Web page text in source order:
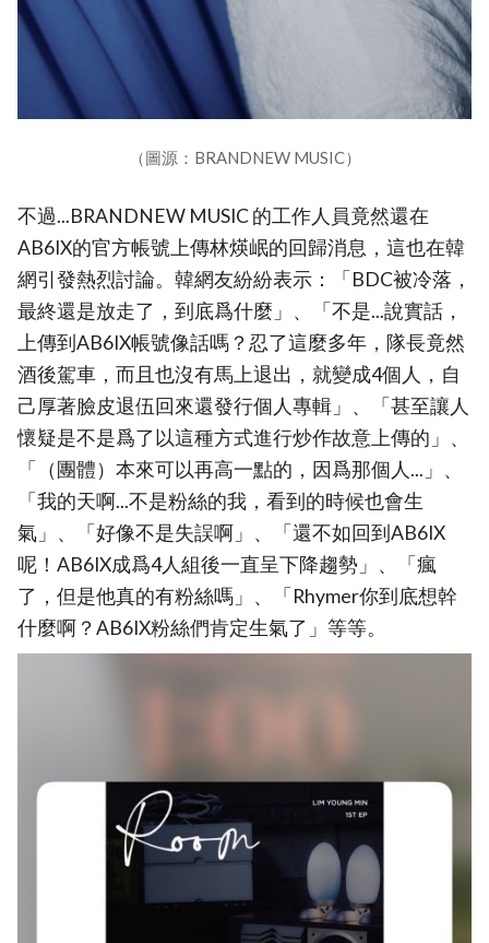
（圖源：BRANDNEW MUSIC）
不過...BRANDNEW MUSIC 的工作人員竟然還在
AB6IX的官方帳號上傳林煐岷的回歸消息，這也在韓
網引發熱烈討論。韓網友紛紛表示：「BDC被冷落，
最終還是放走了，到底爲什麼」、「不是...說實話，
上傳到AB6IX帳號像話嗎？忍了這麼多年，隊長竟然
酒後駕車，而且也沒有馬上退出，就變成4個人，自
己厚著臉皮退伍回來還發行個人專輯」、「甚至讓人
懷疑是不是爲了以這種方式進行炒作故意上傳的」、
「（團體）本來可以再高一點的，因爲那個人...」、
「我的天啊...不是粉絲的我，看到的時候也會生
氣」、「好像不是失誤啊」、「還不如回到AB6IX
呢！AB6IX成爲4人組後一直呈下降趨勢」、「瘋
了，但是他真的有粉絲嗎」、「Rhymer你到底想幹
什麼啊？AB6IX粉絲們肯定生氣了」等等。